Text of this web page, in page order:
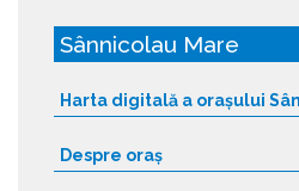
Sânnicolau Mare
Harta digitală a orașului
Despre oraș